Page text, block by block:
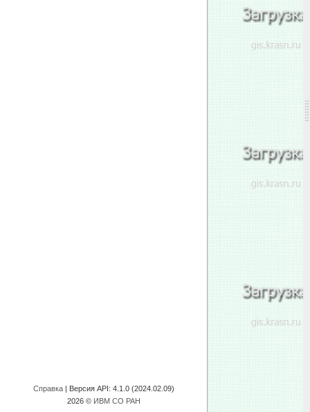
Справка| Версия API: 4.1.0 (2024.02.09)
2026 © ИВМ СО РАН